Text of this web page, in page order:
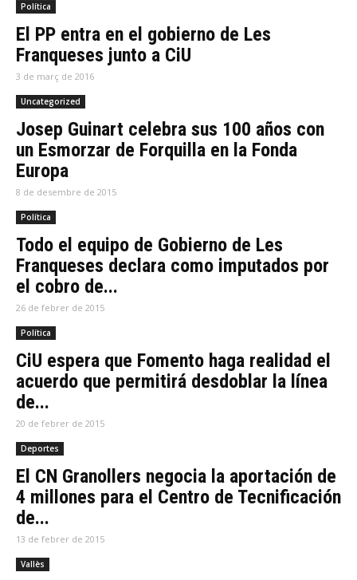
Política
El PP entra en el gobierno de Les
Franqueses junto a CiU
3 de març de 2016
Uncategorized
Josep Guinart celebra sus 100 años con
un Esmorzar de Forquilla en la Fonda
Europa
8 de desembre de 2015
Política
Todo el equipo de Gobierno de Les
Franqueses declara como imputados por
el cobro de...
26 de febrer de 2015
Política
CiU espera que Fomento haga realidad el
acuerdo que permitirá desdoblar la línea
de...
20 de febrer de 2015
Deportes
El CN Granollers negocia la aportación de
4 millones para el Centro de Tecnificación
de...
13 de febrer de 2015
Vallès